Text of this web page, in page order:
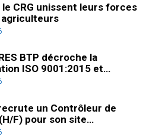
le CRG unissent leurs forces
agriculteurs
BTP décroche la
ISO 9001:2015 et…
un Contrôleur de
F) pour son site…